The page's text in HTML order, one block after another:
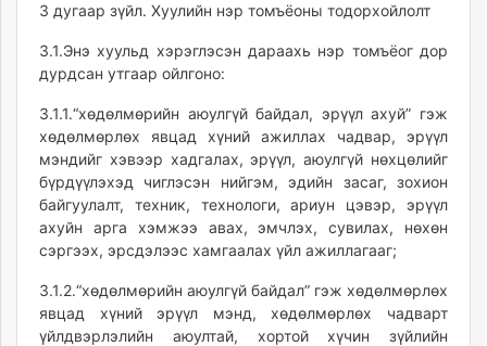
3 дугаар зүйл. Хуулийн нэр томъёоны тодорхойлолт
3.1.Энэ хуульд хэрэглэсэн дараахь нэр томъёог дор
дурдсан утгаар ойлгоно:
3.1.1.“хөдөлмөрийн аюулгүй байдал, эрүүл ахуй” гэж
хөдөлмөрлөх явцад хүний ажиллах чадвар, эрүүл
мэндийг хэвээр хадгалах, эрүүл, аюулгүй нөхцөлийг
бүрдүүлэхэд чиглэсэн нийгэм, эдийн засаг, зохион
байгуулалт, техник, технологи, ариун цэвэр, эрүүл
ахуйн арга хэмжээ авах, эмчлэх, сувилах, нөхөн
сэргээх, эрсдэлээс хамгаалах үйл ажиллагааг;
3.1.2.“хөдөлмөрийн аюулгүй байдал” гэж хөдөлмөрлөх
явцад хүний эрүүл мэнд, хөдөлмөрлөх чадварт
үйлдвэрлэлийн аюултай, хортой хүчин зүйлийн